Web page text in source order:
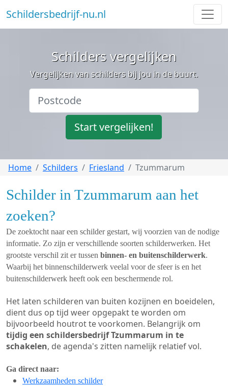
Schildersbedrijf-nu.nl
Schilders vergelijken
Vergelijken van schilders bij jou in de buurt.
Start vergelijken!
Home Schilders Friesland Tzummarum
Schilder in Tzummarum aan het
zoeken?
De zoektocht naar een schilder gestart, wij voorzien van de nodige
informatie. Zo zijn er verschillende soorten schilderwerken. Het
grootste verschil zit er tussen binnen- en buitenschilderwerk.
Waarbij het binnenschilderwerk veelal voor de sfeer is en het
buitenschilderwerk heeft ook een beschermende rol.
Het laten schilderen van buiten kozijnen en boeidelen,
dient dus op tijd weer opgepakt te worden om
bijvoorbeeld houtrot te voorkomen. Belangrijk om
tijdig een schildersbedrijf Tzummarum in te
schakelen, de agenda's zitten namelijk relatief vol.
Ga direct naar:
Werkzaamheden schilder